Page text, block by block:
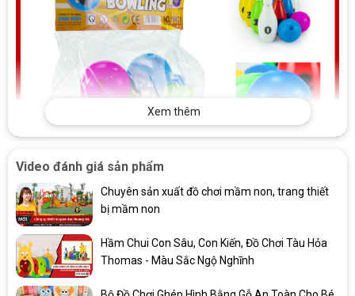
Bằng nhựa. Gồm 10 con ky cao 20mm, đánh số từ 1-10. Bóng có vấu,
Xem thêm
Video đánh giá sản phẩm
Chuyên sản xuất đồ chơi mầm non, trang thiết
bị mầm non
Hầm Chui Con Sâu, Con Kiến, Đồ Chơi Tàu Hỏa
Thomas - Màu Sắc Ngộ Nghĩnh